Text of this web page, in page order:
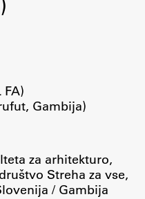
FA)
Gambija)
za arhitekturo,
Streha za vse,
/ Gambija